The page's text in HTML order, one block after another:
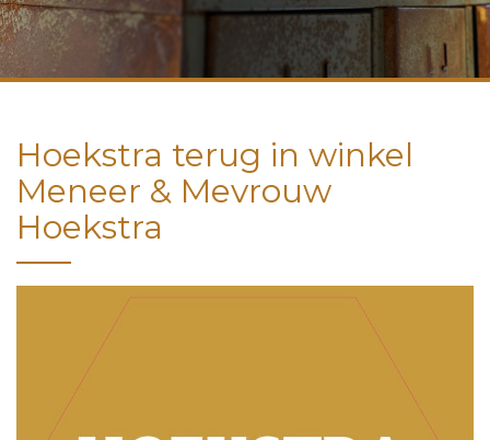
Hoekstra terug in winkel
Meneer & Mevrouw
Hoekstra